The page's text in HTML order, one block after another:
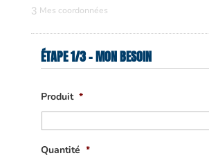
3 Mes coordonnées
ÉTAPE 1/3 - MON BESOIN
Produit *
Quantité *